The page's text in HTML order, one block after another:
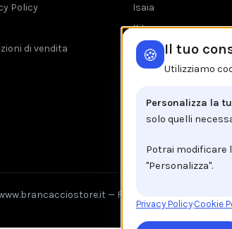
Policy
di vendita
Isaia
Kiton
Barba
Etro
Tombolini
— Fix Agency
🍪 Il tuo
Utilizziamo
Personalizza la
solo quelli
Potrai modificare
"Personalizza".
Privacy Policy·Cookie